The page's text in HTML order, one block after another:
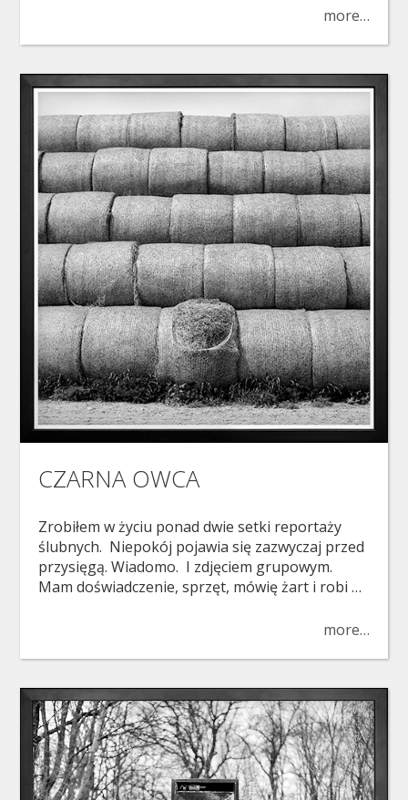
more…
CZARNA OWCA
Zrobiłem w życiu ponad dwie setki reportaży
ślubnych. Niepokój pojawia się zazwyczaj przed
przysięgą. Wiadomo. I zdjęciem grupowym.
Mam doświadczenie, sprzęt, mówię żart i robi …
more…